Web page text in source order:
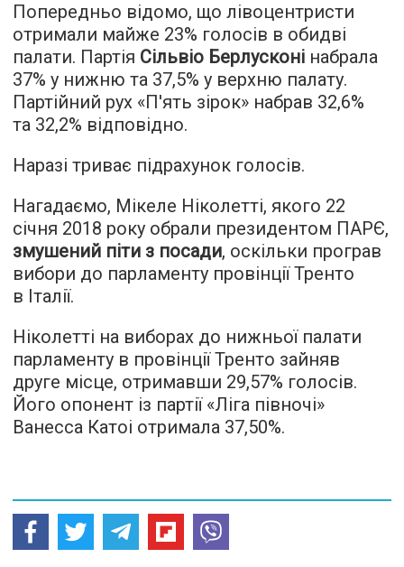
Попередньо відомо, що лівоцентристи
отримали майже 23% голосів в обидві
палати. Партія Сільвіо Берлусконі набрала
37% у нижню та 37,5% у верхню палату.
Партійний рух «П'ять зірок» набрав 32,6%
та 32,2% відповідно.
Наразі триває підрахунок голосів.
Нагадаємо, Мікеле Ніколетті, якого 22
січня 2018 року обрали президентом ПАРЄ,
змушений піти з посади, оскільки програв
вибори до парламенту провінції Тренто
в Італії.
Ніколетті на виборах до нижньої палати
парламенту в провінції Тренто зайняв
друге місце, отримавши 29,57% голосів.
Його опонент із партії «Ліга півночі»
Ванесса Катоі отримала 37,50%.